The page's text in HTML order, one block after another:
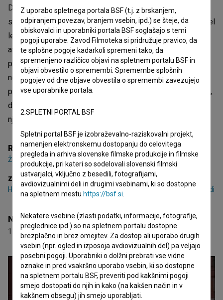
Dvaindvajsetletni Bager se je iz Afganistana odpravil kot
sedemnajstletnik in v Avstrijo po treh letih potovanja prispel
leta 2015. Mladenič, ki odlično govori nemško in ima
avstrijsko dekle, je skupaj s prijatelji na dobri poti, da
postane pravi Evropejec. Toda nekega dne se na Dunaju
nepričakovano pojavi njegov dedek Hajdar, ki je v Avstrijo
prispel nelegalno prek Slovenije. Bagerju prinaša sporočilo,
da ima kot edini preživeli moški v družini dolžnost ohraniti
njeno ime in čast.
Režija
Želimir Žilnik
zasedba
Haidar Ali Mohammadi Basima Saad Abed Wade Bagher Ahmadi
Nagrade
1 nagrada
Z uporabo spletnega portala BSF (t.j. z brskanjem,
odpiranjem povezav, branjem vsebin, ipd.) se šteje, da
obiskovalci in uporabniki portala BSF soglašajo s temi
pogoji uporabe. Zavod Filmoteka si pridružuje pravico, da
te splošne pogoje kadarkoli spremeni tako, da
spremenjeno različico objavi na spletnem portalu BSF in
objavi obvestilo o spremembi. Spremembe splošnih
pogojev od dne objave obvestila o spremembi zavezujejo
vse uporabnike portala.
2.SPLETNI PORTAL BSF
Spletni portal BSF je izobraževalno-raziskovalni projekt,
namenjen elektronskemu dostopanju do celovitega
pregleda in arhiva slovenske filmske produkcije in filmske
produkcije, pri kateri so sodelovali slovenski filmski
ustvarjalci, vključno z besedili, fotografijami,
avdiovizualnimi deli in drugimi vsebinami, ki so dostopne
na spletnem mestu https://bsf.si
Nekatere vsebine (zlasti podatki, informacije, fotografije,
preglednice ipd.) so na spletnem portalu dostopne
brezplačno in brez omejitev. Za dostop ali uporabo drugih
vsebin (npr. ogled in izposoja avdiovizualnih del) pa veljajo
posebni pogoji. Uporabniki o dolžni prebrati vse vidne
oznake in pred vsakršno uporabo vsebin, ki so dostopne
na spletnem portalu BSF, preveriti pod kakšnimi pogoji
smejo dostopati do njih in kako (na kakšen način in v
kakšnem obsegu) jih smejo uporabljati.